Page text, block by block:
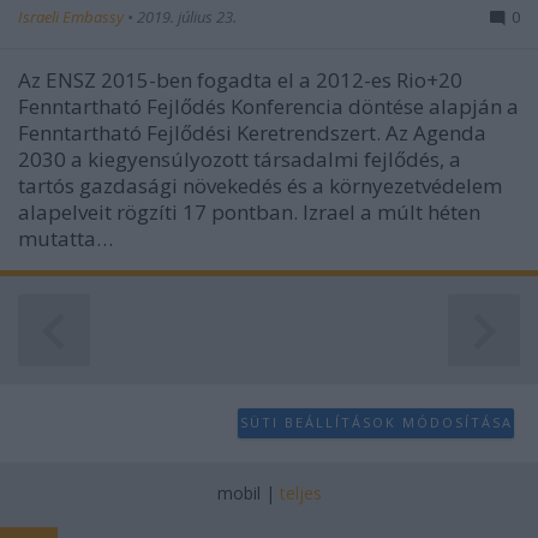
Israeli Embassy • 2019. július 23. 0
Az ENSZ 2015-ben fogadta el a 2012-es Rio+20
Fenntartható Fejlődés Konferencia döntése alapján a
Fenntartható Fejlődési Keretrendszert. Az Agenda
2030 a kiegyensúlyozott társadalmi fejlődés, a
tartós gazdasági növekedés és a környezetvédelem
alapelveit rögzíti 17 pontban. Izrael a múlt héten
mutatta…
SÜTI BEÁLLÍTÁSOK MÓDOSÍTÁSA
mobil | teljes